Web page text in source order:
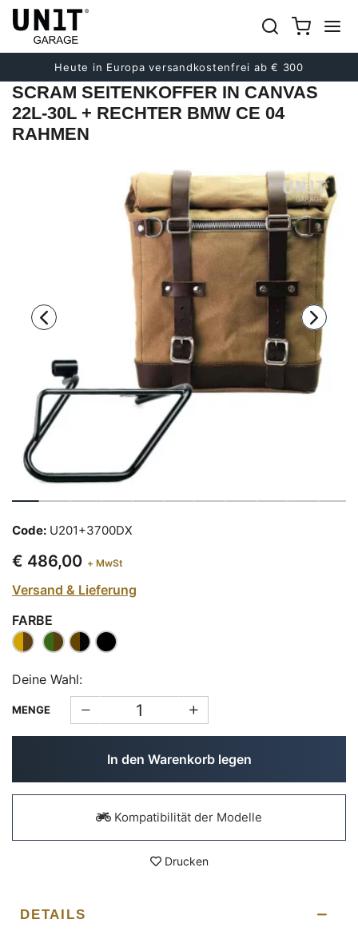
Heute in Europa versandkostenfrei ab € 300
früher
Nächster
SCRAM SEITENKOFFER IN CANVAS
22L-30L + RECHTER BMW CE 04
RAHMEN
Code: U201+3700DX
€ 486,00 + MwSt
Versand & Lieferung
FARBE
Deine Wahl:
MENGE
In den Warenkorb legen
Kompatibilität der Modelle
Drucken
DETAILS